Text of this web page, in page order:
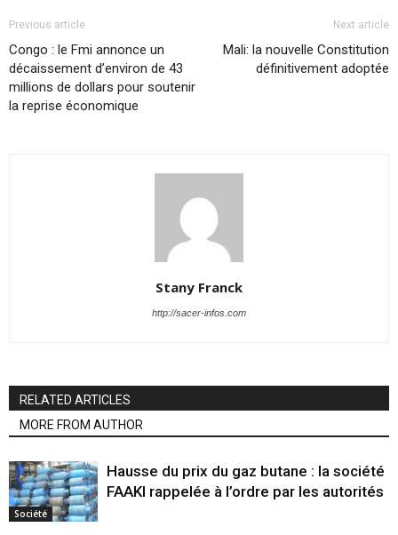
Previous article
Congo : le Fmi annonce un
décaissement d’environ de 43
millions de dollars pour soutenir
la reprise économique
Next article
Mali: la nouvelle Constitution
définitivement adoptée
Stany Franck
http://sacer-infos.com
RELATED ARTICLES
MORE FROM AUTHOR
Société
Hausse du prix du gaz butane : la société
FAAKI rappelée à l’ordre par les autorités